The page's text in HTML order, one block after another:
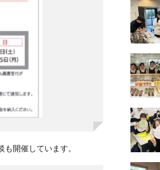
開催しています。